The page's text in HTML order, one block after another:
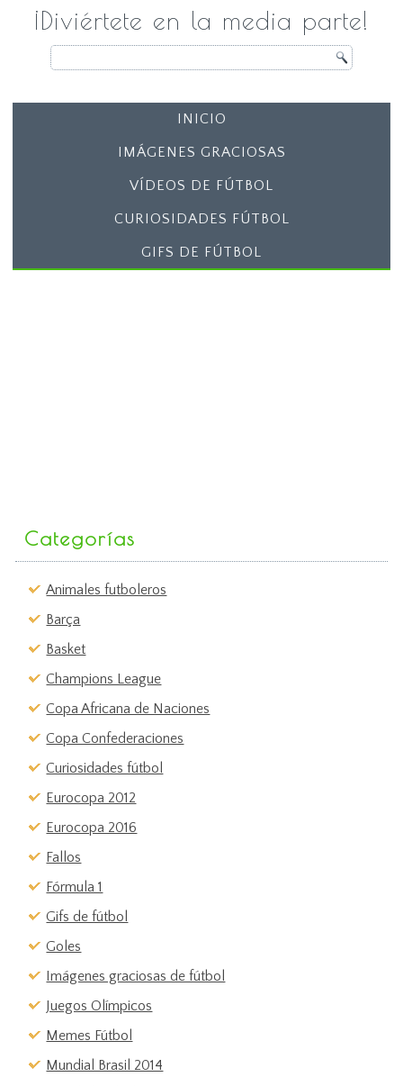
¡Diviértete en la media parte!
INICIO
IMÁGENES GRACIOSAS
VÍDEOS DE FÚTBOL
CURIOSIDADES FÚTBOL
GIFS DE FÚTBOL
Categorías
Animales futboleros
Barça
Basket
Champions League
Copa Africana de Naciones
Copa Confederaciones
Curiosidades fútbol
Eurocopa 2012
Eurocopa 2016
Fallos
Fórmula 1
Gifs de fútbol
Goles
Imágenes graciosas de fútbol
Juegos Olímpicos
Memes Fútbol
Mundial Brasil 2014